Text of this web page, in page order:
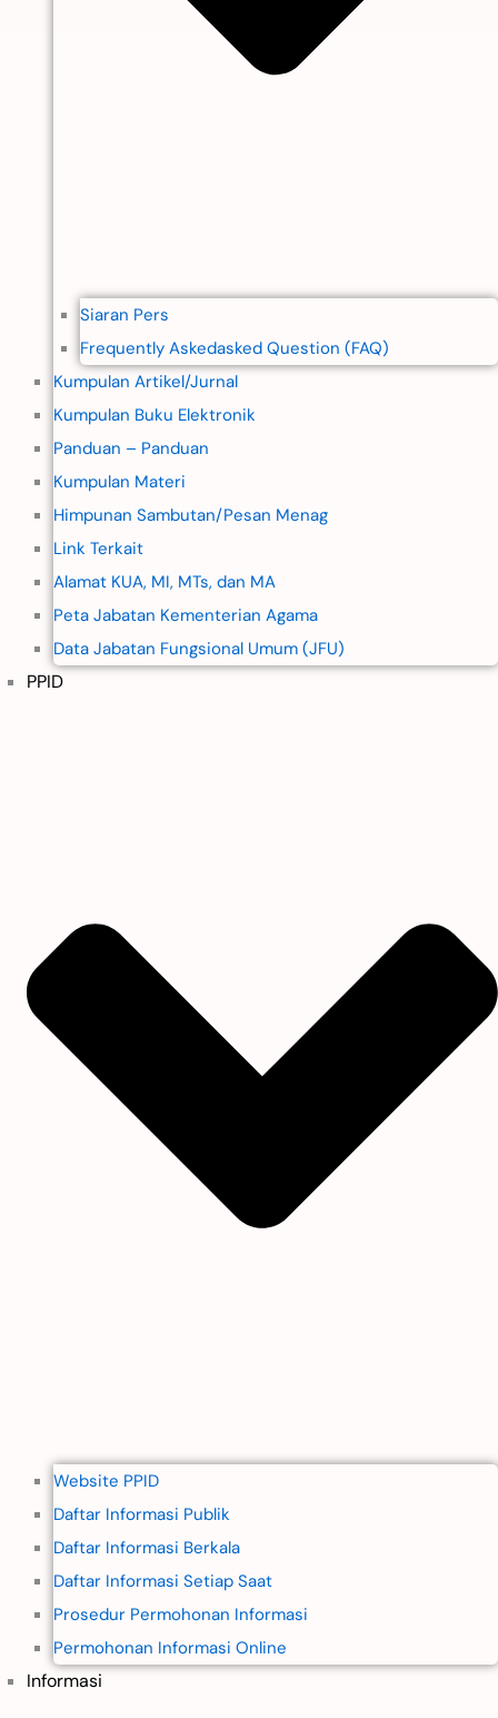
Siaran Pers
Frequently Askedasked Question (FAQ)
Kumpulan Artikel/Jurnal
Kumpulan Buku Elektronik
Panduan – Panduan
Kumpulan Materi
Himpunan Sambutan/Pesan Menag
Link Terkait
Alamat KUA, MI, MTs, dan MA
Peta Jabatan Kementerian Agama
Data Jabatan Fungsional Umum (JFU)
PPID
Website PPID
Daftar Informasi Publik
Daftar Informasi Berkala
Daftar Informasi Setiap Saat
Prosedur Permohonan Informasi
Permohonan Informasi Online
Informasi